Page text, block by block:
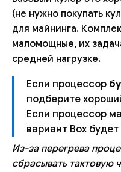
(не нужно покупать
для майнинга.
маломощные, их
средней нагрузке.
Если процессор
подберите
Если процессор
вариант Box
Из-за перегрева
сбрасывать тактовую